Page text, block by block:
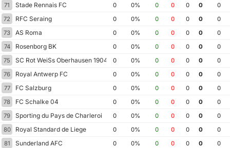
71
Stade Rennais FC 0 0% 0 0 0 0
0
72
RFC Seraing 0 0% 0 0 0 0
0
73
AS Roma 0 0% 0 0 0 0
0
74
Rosenborg BK 0 0% 0 0 0 0
0
75
SC Rot WeiSs Oberhausen 1904 0 0% 0 0 0 0
0
76
Royal Antwerp FC 0 0% 0 0 0 0
0
77
FC Salzburg 0 0% 0 0 0 0
0
78
FC Schalke 04 0 0% 0 0 0 0
0
79
Sporting du Pays de Charleroi 0 0% 0 0 0 0
0
80
Royal Standard de Liege 0 0% 0 0 0 0
0
81
Sunderland AFC 0 0% 0 0 0 0
0